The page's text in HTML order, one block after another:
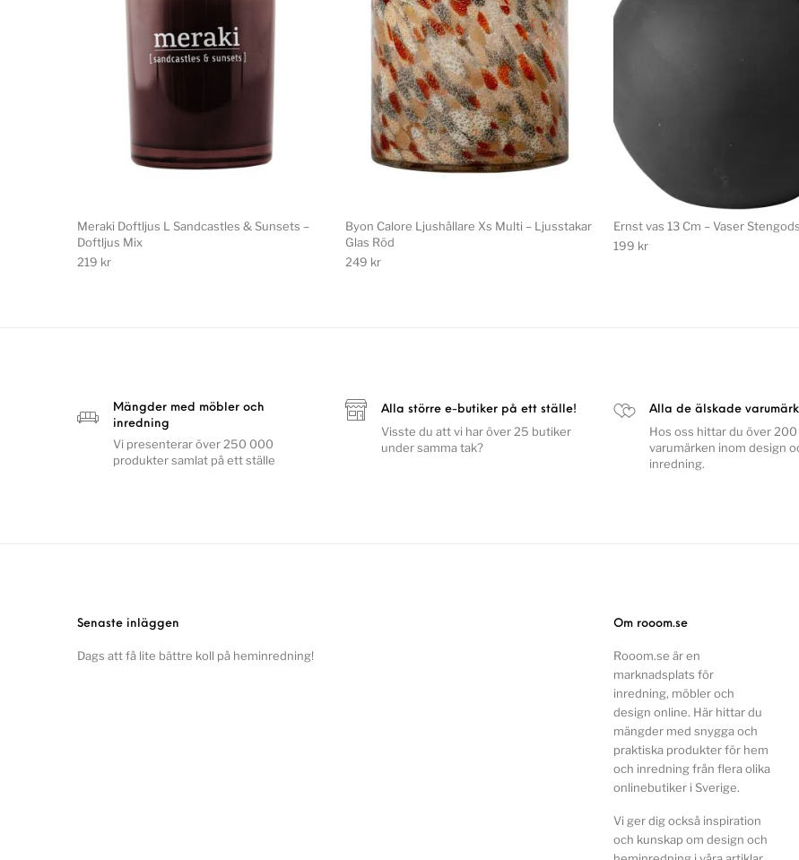
Meraki Doftljus L Sandcastles & Sunsets –
Doftljus Mix
219 kr
Byon Calore Ljushållare Xs Multi – Ljusstakar
Glas Röd
249 kr
Ernst vas 13 Cm – Vaser
199 kr
Mängder med möbler och
inredning
Vi presenterar över 250 000
produkter samlat på ett ställe
Alla större e-butiker på ett ställe!
Visste du att vi har över 25 butiker
under samma tak?
Alla de älskade
Hos oss hittar du över 200
varumärken inom design
inredning.
Senaste inläggen
Dags att få lite bättre koll på heminredning!
Om rooom.se
Rooom.se är en
marknadsplats för
inredning, möbler och
design online. Här hittar du
mängder med snygga och
praktiska produkter för hem
och inredning från flera olika
onlinebutiker i Sverige.
Vi ger dig också inspiration
och kunskap om design och